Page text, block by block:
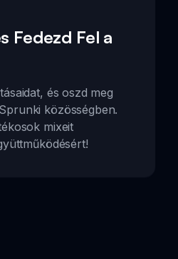
Fedezd Fel a
és oszd meg
közösségben.
mixeit